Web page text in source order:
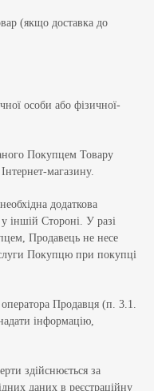
(якщо доставка до
особи або фізичної-
Покупцем Товару
магазину.
додаткова
іншій Стороні. У разі
Продавець не несе
Покупцю при покупці
Продавця (п. 3.1.
інформацію,
здійснюється за
даних в реєстраційну